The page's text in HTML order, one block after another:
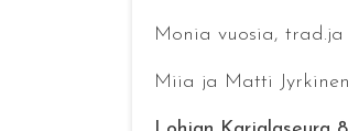
Monia vuosia, trad.ja
Miia ja Matti Jyrkinen